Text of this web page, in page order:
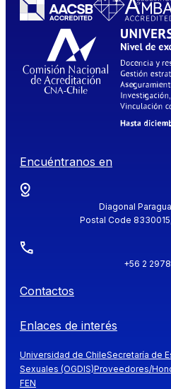
Encuéntranos en
Diagonal
Postal Code
+56 2
Contactos
Enlaces de interés
Universidad de ChileSecretaría de
Sexuales (OGDIS)Proveedores/
FEN